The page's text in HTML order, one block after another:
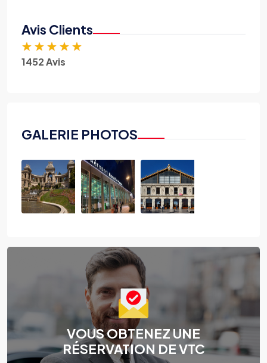
Avis Clients
★ ★ ★ ★ ★
1452 Avis
GALERIE PHOTOS
VOUS OBTENEZ UNE
RÉSERVATION DE VTC